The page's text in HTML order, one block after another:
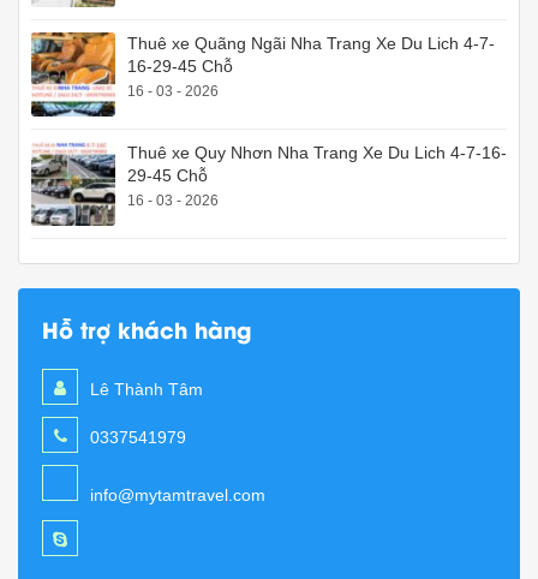
Thuê xe Quãng Ngãi Nha Trang Xe Du Lich 4-7-
16-29-45 Chỗ
16 - 03 - 2026
Thuê xe Quy Nhơn Nha Trang Xe Du Lich 4-7-16-
29-45 Chỗ
16 - 03 - 2026
Hỗ trợ khách hàng
Lê Thành Tâm
0337541979
info@mytamtravel.com